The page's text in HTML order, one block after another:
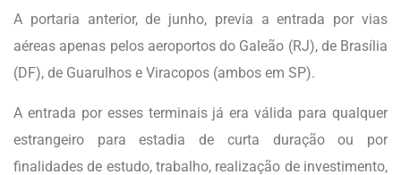
A portaria anterior, de junho, previa a entrada por vias
aéreas apenas pelos aeroportos do Galeão (RJ), de Brasília
(DF), de Guarulhos e Viracopos (ambos em SP).
A entrada por esses terminais já era válida para qualquer
estrangeiro para estadia de curta duração ou por
finalidades de estudo, trabalho, realização de investimento,